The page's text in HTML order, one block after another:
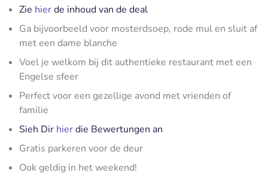
Zie hierde inhoud van de deal
Ga bijvoorbeeld voor mosterdsoep, rode mul en sluit af
met een dame blanche
Voel je welkom bij dit authentieke restaurant met een
Engelse sfeer
Perfect voor een gezellige avond met vrienden of
familie
Sieh Dir hierdie Bewertungen an
Gratis parkeren voor de deur
Ook geldig in het weekend!